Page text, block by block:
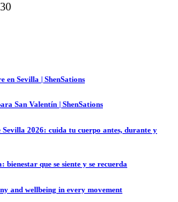
30
en Sevilla | ShenSations
San Valentín | ShenSations
2026: cuida tu cuerpo antes, durante y
bienestar que se siente y se recuerda
and wellbeing in every movement